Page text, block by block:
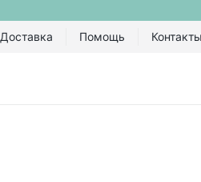
Доставка Помощь Контакты